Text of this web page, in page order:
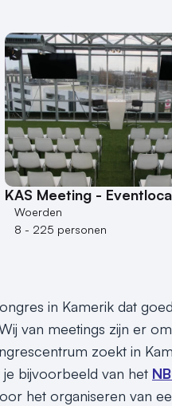
KAS Meeting -
Woerden
8 - 225 personen
in Kamerik dat
van meetings zijn er
zoekt in
je bijvoorbeeld van het
het organiseren van